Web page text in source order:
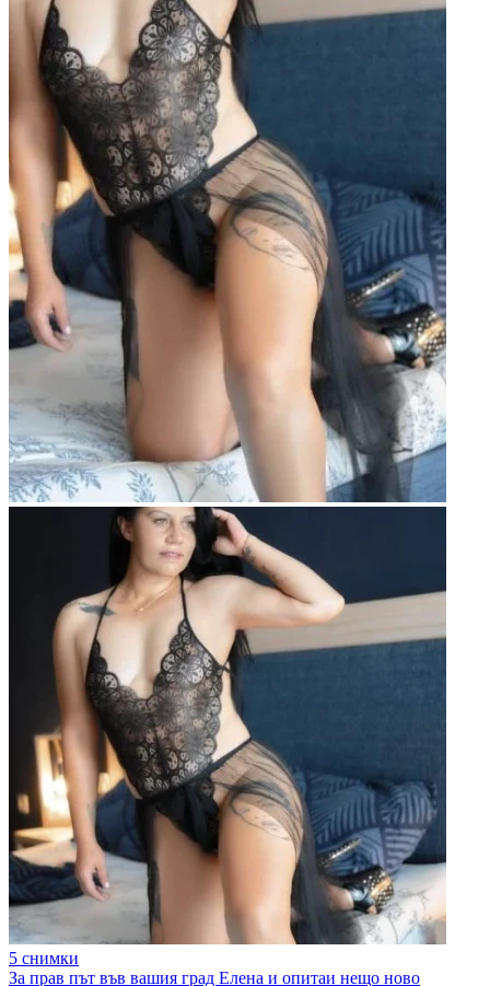
5 снимки
За прав път във вашия град Елена и опитаи нещо ново